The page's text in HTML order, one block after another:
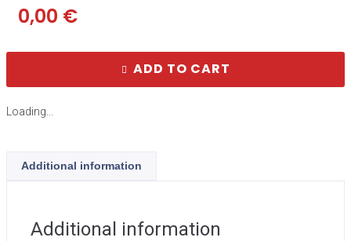
0,00 €
ADD TO CART
Loading...
Additional information
Additional information